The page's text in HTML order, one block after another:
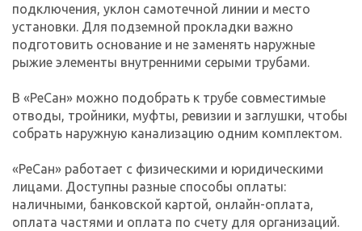
подключения, уклон самотечной линии и место
установки. Для подземной прокладки важно
подготовить основание и не заменять наружные
рыжие элементы внутренними серыми трубами.
В «РеСан» можно подобрать к трубе совместимые
отводы, тройники, муфты, ревизии и заглушки, чтобы
собрать наружную канализацию одним комплектом.
«РеСан» работает с физическими и юридическими
лицами. Доступны разные способы оплаты:
наличными, банковской картой, онлайн-оплата,
оплата частями и оплата по счету для организаций.